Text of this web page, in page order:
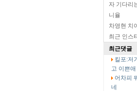
자 기다리
니율
차영현 치
최근 인스
최근댓글
킬포:저
고 이쁜애
어차피
네